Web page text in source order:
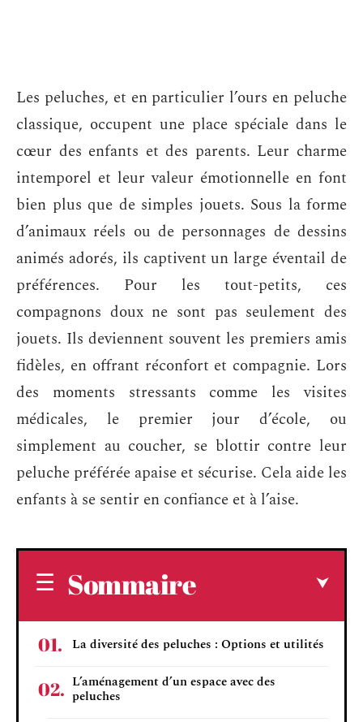
Les peluches, et en particulier l’ours en peluche
classique, occupent une place spéciale dans le
cœur des enfants et des parents. Leur charme
intemporel et leur valeur émotionnelle en font
bien plus que de simples jouets. Sous la forme
d’animaux réels ou de personnages de dessins
animés adorés, ils captivent un large éventail de
préférences. Pour les tout-petits, ces
compagnons doux ne sont pas seulement des
jouets. Ils deviennent souvent les premiers amis
fidèles, en offrant réconfort et compagnie. Lors
des moments stressants comme les visites
médicales, le premier jour d’école, ou
simplement au coucher, se blottir contre leur
peluche préférée apaise et sécurise. Cela aide les
enfants à se sentir en confiance et à l’aise.
Sommaire
La diversité des peluches : Options et utilités
L’aménagement d’un espace avec des
peluches